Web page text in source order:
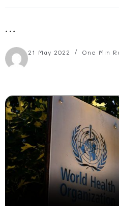
...
21 May 2022 One Min